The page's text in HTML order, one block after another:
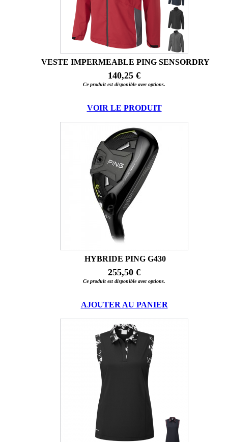
VESTE IMPERMEABLE PING SENSORDRY
140,25 €
Ce produit est disponible avec options.
VOIR LE PRODUIT
HYBRIDE PING G430
255,50 €
Ce produit est disponible avec options.
AJOUTER AU PANIER